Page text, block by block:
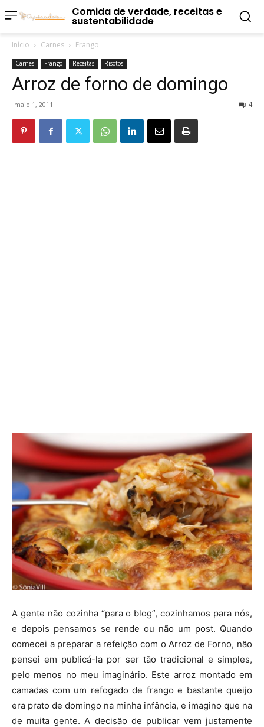
Comida de verdade, receitas e
sustentabilidade
Início Carnes Frango
Carnes Frango Receitas Risotos
Arroz de forno de domingo
maio 1, 2011 4
A gente não cozinha “para o blog”, cozinhamos para nós,
e depois pensamos se rende ou não um post. Quando
comecei a preparar a refeição com o Arroz de Forno, não
pensei em publicá-la por ser tão tradicional e simples,
pelo menos no meu imaginário. Este arroz montado em
camadas com um refogado de frango e bastante queijo
era prato de domingo na minha infância, e imagino que na
de muita gente. A decisão de publicar vem justamente